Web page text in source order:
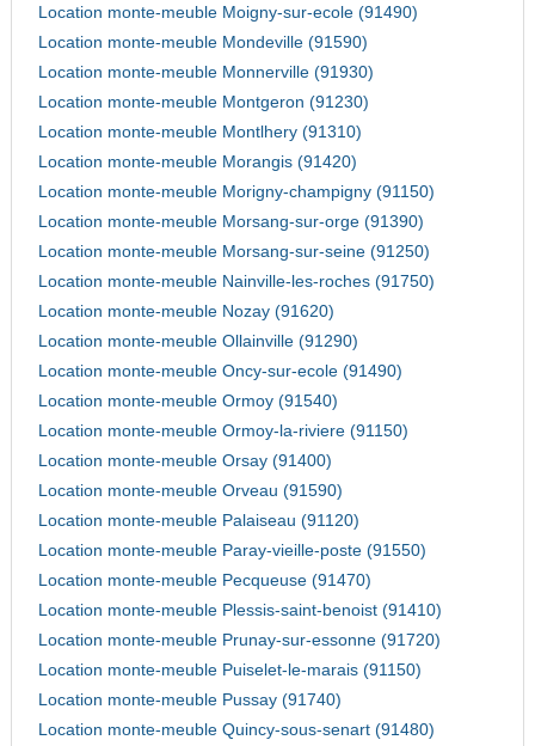
Location monte-meuble Moigny-sur-ecole (91490)
Location monte-meuble Mondeville (91590)
Location monte-meuble Monnerville (91930)
Location monte-meuble Montgeron (91230)
Location monte-meuble Montlhery (91310)
Location monte-meuble Morangis (91420)
Location monte-meuble Morigny-champigny (91150)
Location monte-meuble Morsang-sur-orge (91390)
Location monte-meuble Morsang-sur-seine (91250)
Location monte-meuble Nainville-les-roches (91750)
Location monte-meuble Nozay (91620)
Location monte-meuble Ollainville (91290)
Location monte-meuble Oncy-sur-ecole (91490)
Location monte-meuble Ormoy (91540)
Location monte-meuble Ormoy-la-riviere (91150)
Location monte-meuble Orsay (91400)
Location monte-meuble Orveau (91590)
Location monte-meuble Palaiseau (91120)
Location monte-meuble Paray-vieille-poste (91550)
Location monte-meuble Pecqueuse (91470)
Location monte-meuble Plessis-saint-benoist (91410)
Location monte-meuble Prunay-sur-essonne (91720)
Location monte-meuble Puiselet-le-marais (91150)
Location monte-meuble Pussay (91740)
Location monte-meuble Quincy-sous-senart (91480)